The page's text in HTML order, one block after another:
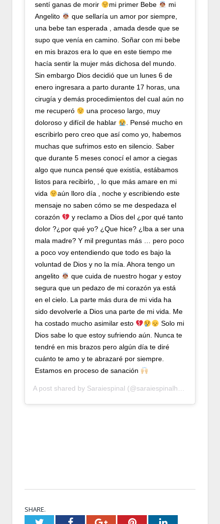
sentí ganas de morir
mi primer Bebe
mi
Angelito
que sellaría un amor por siempre,
una bebe tan esperada , amada desde que se
supo que venía en camino. Soñar con mi bebe
en mis brazos era lo que en este tiempo me
hacía sentir la mujer más dichosa del mundo.
Sin embargo Dios decidió que un lunes 6 de
enero ingresara a parto durante 17 horas, una
cirugía y demás procedimientos del cual aún no
me recuperó
una proceso largo, muy
doloroso y difícil de hablar
. Pensé mucho en
escribirlo pero creo que así como yo, habemos
muchas que sufrimos esto en silencio. Saber
que durante 5 meses conocí el amor a ciegas
algo que nunca pensé que existía, estábamos
listos para recibirlo, , lo que más amare en mi
vida
aún lloro día , noche y escribiendo este
mensaje no saben cómo se me despedaza el
corazón
y reclamo a Dios del ¿por qué tanto
dolor ?¿por qué yo? ¿Que hice? ¿Iba a ser una
mala madre? Y mil preguntas más … pero poco
a poco voy entendiendo que todo es bajo la
voluntad de Dios y no la mía. Ahora tengo un
angelito
que cuida de nuestro hogar y estoy
segura que un pedazo de mi corazón ya está
en el cielo. La parte más dura de mi vida ha
sido devolverle a Dios una parte de mi vida. Me
ha costado mucho asimilar esto
Solo mi
Dios sabe lo que estoy sufriendo aún. Nunca te
tendré en mis brazos pero algún día te diré
cuánto te amo y te abrazaré por siempre.
Estamos en proceso de sanación
A post shared by Saraiespinal (@saraiespinalhn) on
SHARE.
TwitterFacebookGoogle+PinterestLinkedIn